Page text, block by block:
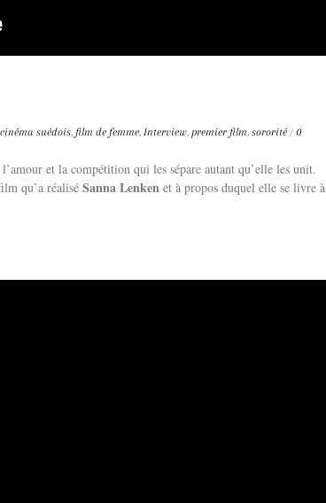
cinéma suédois, film de femme, Interview, premier film, sororité / 0
et la compétition qui les sépare autant qu’elle les unit.
qu’a réalisé Sanna Lenken et à propos duquel elle se livre à